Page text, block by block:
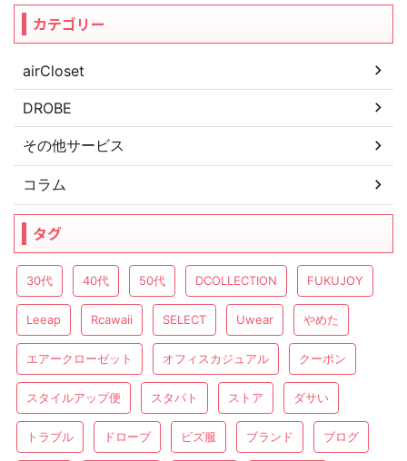
カテゴリー
airCloset
DROBE
その他サービス
コラム
タグ
30代 40代 50代 DCOLLECTION FUKUJOY
Leeap Rcawaii SELECT Uwear やめた
エアークローゼット オフィスカジュアル クーポン
スタイルアップ便 スタパト ストア ダサい
トラブル ドローブ ビズ服 ブランド ブログ